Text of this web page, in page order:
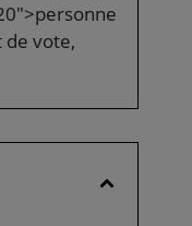
de vote,